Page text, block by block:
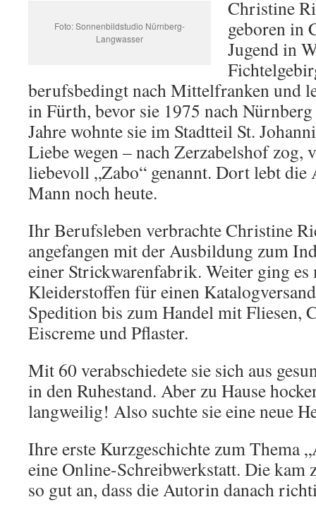
Foto: Sonnenbildstudio Nürnberg-
Langwasser
Christine
geboren in
Jugend in
berufsbedingt nach Mittelfranken und
in Fürth, bevor sie 1975 nach
Jahre wohnte sie im Stadtteil St.
Liebe wegen – nach Zerzabelshof zog,
liebevoll „Zabo“ genannt. Dort lebt
Mann noch heute.
Ihr Berufsleben verbrachte Christine
angefangen mit der Ausbildung zum
einer Strickwarenfabrik. Weiter ging
Kleiderstoffen für einen
Spedition bis zum Handel mit Fliesen,
Eiscreme und Pflaster.
Mit 60 verabschiedete sie sich aus
in den Ruhestand. Aber zu Hause
langweilig! Also suchte sie eine neue
Ihre erste Kurzgeschichte zum Thema
eine Online-Schreibwerkstatt. Die kam
so gut an, dass die Autorin danach